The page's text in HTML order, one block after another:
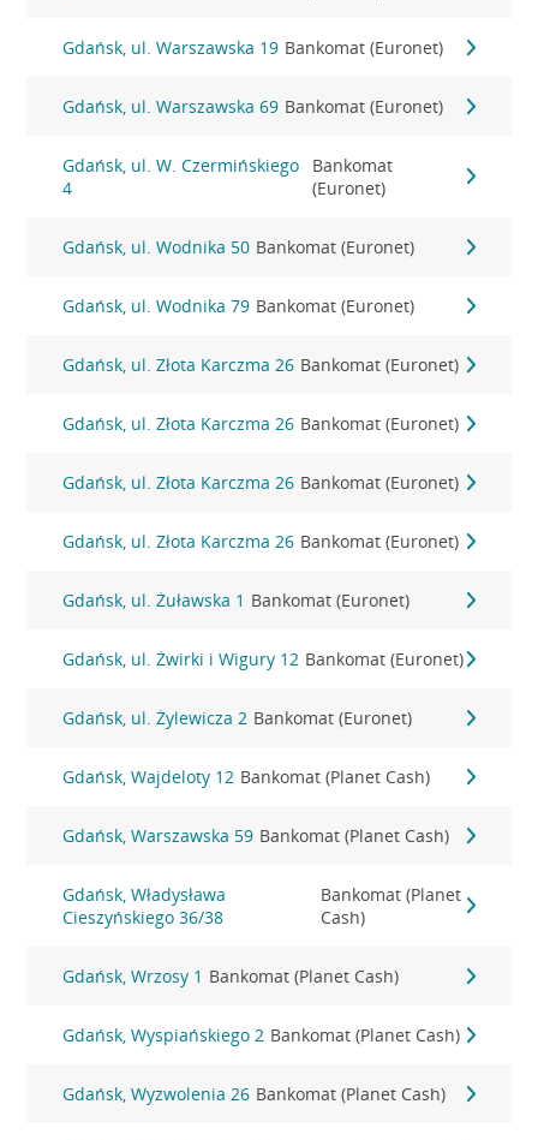
Gdańsk, ul. Warszawska 19 Bankomat (Euronet)
Gdańsk, ul. Warszawska 69 Bankomat (Euronet)
Gdańsk, ul. W. Czermińskiego
4
Bankomat
(Euronet)
Gdańsk, ul. Wodnika 50 Bankomat (Euronet)
Gdańsk, ul. Wodnika 79 Bankomat (Euronet)
Gdańsk, ul. Złota Karczma 26 Bankomat (Euronet)
Gdańsk, ul. Złota Karczma 26 Bankomat (Euronet)
Gdańsk, ul. Złota Karczma 26 Bankomat (Euronet)
Gdańsk, ul. Złota Karczma 26 Bankomat (Euronet)
Gdańsk, ul. Żuławska 1 Bankomat (Euronet)
Gdańsk, ul. Żwirki i Wigury 12 Bankomat (Euronet)
Gdańsk, ul. Żylewicza 2 Bankomat (Euronet)
Gdańsk, Wajdeloty 12 Bankomat (Planet Cash)
Gdańsk, Warszawska 59 Bankomat (Planet Cash)
Gdańsk, Władysława
Cieszyńskiego 36/38
Bankomat (Planet
Cash)
Gdańsk, Wrzosy 1 Bankomat (Planet Cash)
Gdańsk, Wyspiańskiego 2 Bankomat (Planet Cash)
Gdańsk, Wyzwolenia 26 Bankomat (Planet Cash)